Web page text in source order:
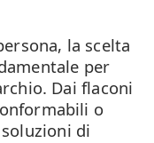
la scelta
per
Dai flaconi
o
di